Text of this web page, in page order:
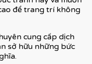
để trang trí không
cung cấp dịch
sở hữu những bức